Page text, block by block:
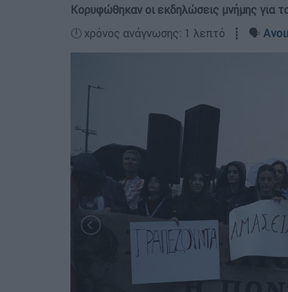
Κορυφώθηκαν οι εκδηλώσεις μνήμης για
🕛 χρόνος ανάγνωσης: 1 λεπτό ┋ 🗣️